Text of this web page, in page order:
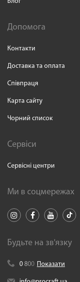
Допомога
Контакти
Доставка та оплата
Співпраця
Карта сайту
Чорний список
Сервіси
Сервісні центри
Ми в соцмережах
Будьте на зв'язку
0 800 Показати